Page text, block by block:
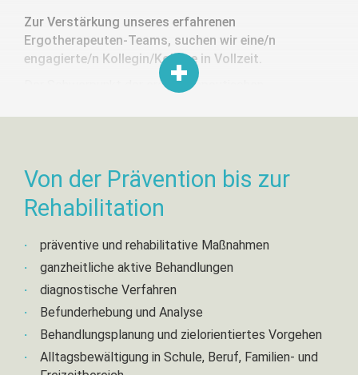
Zur Verstärkung unseres erfahrenen
Ergotherapeuten-Teams, suchen wir eine/n
engagierte/n Kollegin/Kollege in Vollzeit.
Der Schwerpunkt der ergotherapeutischen
Hausbesuchen, sowie in zwei Pflegeheimen, im Raum
Stuttgart.
Wiedereinsteiger z.B. nach Elternzeit ein.
Unser freundliches Team besteht aktuell aus 2
Therapeutinnen und 1 Therapeuten!
Ihr Profil:
Von der Prävention bis zur
Rehabilitation
präventive und rehabilitative Maßnahmen
ganzheitliche aktive Behandlungen
diagnostische Verfahren
Befunderhebung und Analyse
Behandlungsplanung und zielorientiertes Vorgehen
Alltagsbewältigung in Schule, Beruf, Familien- und